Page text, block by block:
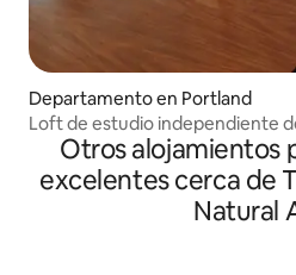
Departamento en Portland
Loft de estudio independiente
Otros alojamientos
excelentes cerca de
Natural